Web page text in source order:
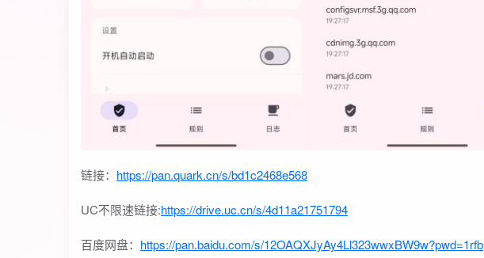
链接： https://pan.quark.cn/s/bd1c2468e568
UC不限速链接:https://drive.uc.cn/s/4d11a21751794
百度网盘： https://pan.baidu.com/s/12OAQXJyAy4Ll323wwxBW9w?pwd=1rfb